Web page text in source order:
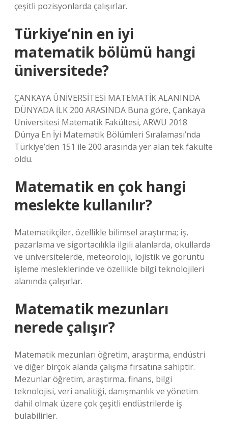
çeşitli pozisyonlarda çalışırlar.
Türkiye’nin en iyi
matematik bölümü hangi
üniversitede?
ÇANKAYA ÜNİVERSİTESİ MATEMATİK ALANINDA
DÜNYADA İLK 200 ARASINDA Buna göre, Çankaya
Üniversitesi Matematik Fakültesi, ARWU 2018
Dünya En İyi Matematik Bölümleri Sıralaması’nda
Türkiye’den 151 ile 200 arasında yer alan tek fakülte
oldu.
Matematik en çok hangi
meslekte kullanılır?
Matematikçiler, özellikle bilimsel araştırma; iş,
pazarlama ve sigortacılıkla ilgili alanlarda, okullarda
ve üniversitelerde, meteoroloji, lojistik ve görüntü
işleme mesleklerinde ve özellikle bilgi teknolojileri
alanında çalışırlar.
Matematik mezunları
nerede çalışır?
Matematik mezunları öğretim, araştırma, endüstri
ve diğer birçok alanda çalışma fırsatına sahiptir.
Mezunlar öğretim, araştırma, finans, bilgi
teknolojisi, veri analitiği, danışmanlık ve yönetim
dahil olmak üzere çok çeşitli endüstrilerde iş
bulabilirler.